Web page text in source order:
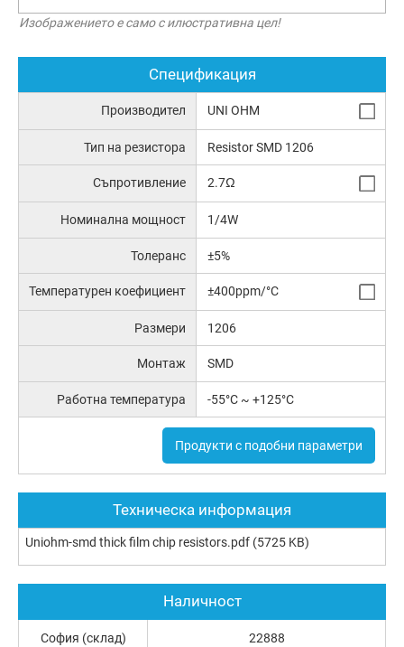
Изображението е само с илюстративна цел!
Спецификация
Производител UNI OHM
Тип на резистора Resistor SMD 1206
Съпротивление 2.7Ω
Номинална мощност 1/4W
Толеранс ±5%
Температурен коефициент ±400ppm/°C
Размери 1206
Монтаж SMD
Работна температура -55°C ~ +125°C
Продукти с подобни параметри
Техническа информация
Uniohm-smd thick film chip resistors.pdf (5725 KB)
Наличност
София (склад) 22888